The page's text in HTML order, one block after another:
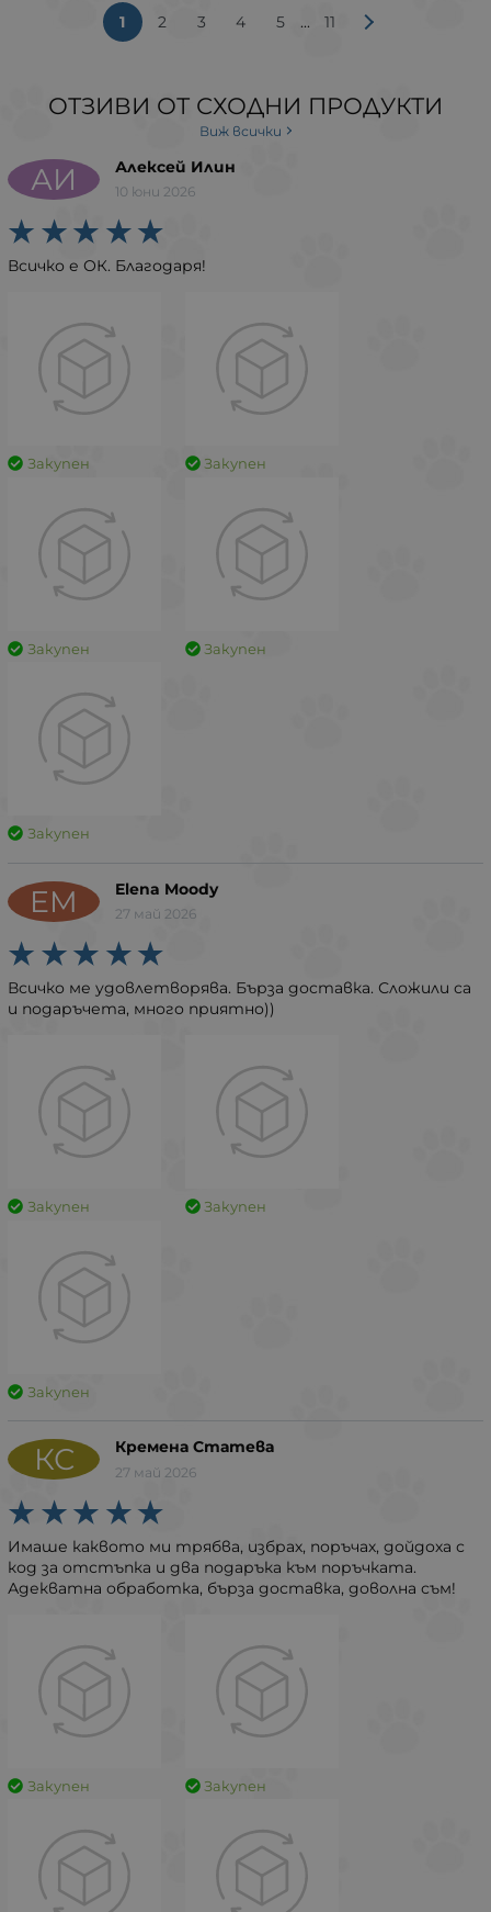
1 2 3 4 5 ... 11
ОТЗИВИ ОТ СХОДНИ ПРОДУКТИ
Виж всички
АИ Алексей Илин
10 юни 2026
Всичко е ОК. Благодаря!
Закупен Закупен
Закупен Закупен
Закупен
EM Elena Moody
27 май 2026
Всичко ме удовлетворява. Бърза доставка. Сложили са
и подаръчета, много приятно))
Закупен Закупен
Закупен
КС Кремена Статева
27 май 2026
Имаше каквото ми трябва, избрах, поръчах, дойдоха с
код за отстъпка и два подаръка към поръчката.
Адекватна обработка, бърза доставка, доволна съм!
Закупен Закупен